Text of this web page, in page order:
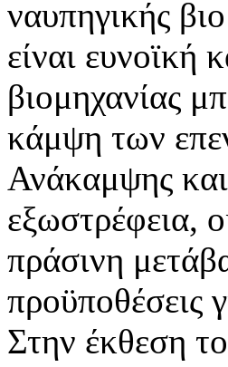
ναυπηγικής
είναι ευνοϊκή
βιομηχανίας
κάμψη των
Ανάκαμψης
εξωστρέφεια,
πράσινη
προϋποθέσεις
Στην έκθεση